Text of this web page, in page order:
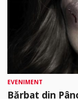
EVENIMENT
Bărbat din